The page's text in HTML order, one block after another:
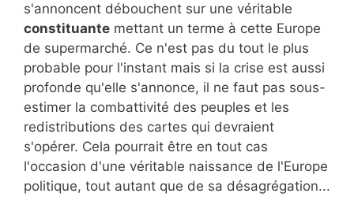
s'annoncent débouchent sur une véritable
constituante mettant un terme à cette Europe
de supermarché. Ce n'est pas du tout le plus
probable pour l'instant mais si la crise est aussi
profonde qu'elle s'annonce, il ne faut pas sous-
estimer la combattivité des peuples et les
redistributions des cartes qui devraient
s'opérer. Cela pourrait être en tout cas
l'occasion d'une véritable naissance de l'Europe
politique, tout autant que de sa désagrégation...